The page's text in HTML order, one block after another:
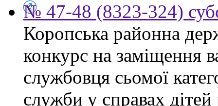
№ 47-48 (8323-324)
Коропська районна
конкурс на заміщення
службовця сьомої
служби у справах